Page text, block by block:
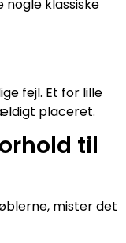
klassiske
fejl. Et for lille
placeret.
til
mister det